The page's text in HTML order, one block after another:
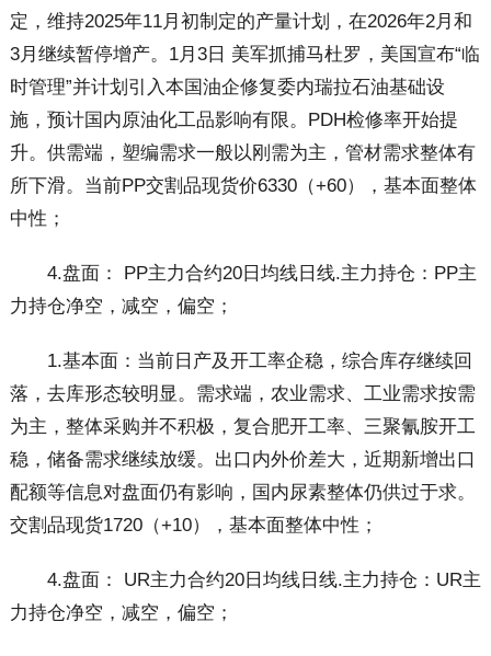
定，维持2025年11月初制定的产量计划，在2026年2月和
3月继续暂停增产。1月3日 美军抓捕马杜罗，美国宣布“临
时管理”并计划引入本国油企修复委内瑞拉石油基础设
施，预计国内原油化工品影响有限。PDH检修率开始提
升。供需端，塑编需求一般以刚需为主，管材需求整体有
所下滑。当前PP交割品现货价6330（+60），基本面整体
中性；
4.盘面： PP主力合约20日均线日线.主力持仓：PP主
力持仓净空，减空，偏空；
1.基本面：当前日产及开工率企稳，综合库存继续回
落，去库形态较明显。需求端，农业需求、工业需求按需
为主，整体采购并不积极，复合肥开工率、三聚氰胺开工
稳，储备需求继续放缓。出口内外价差大，近期新增出口
配额等信息对盘面仍有影响，国内尿素整体仍供过于求。
交割品现货1720（+10），基本面整体中性；
4.盘面： UR主力合约20日均线日线.主力持仓：UR主
力持仓净空，减空，偏空；